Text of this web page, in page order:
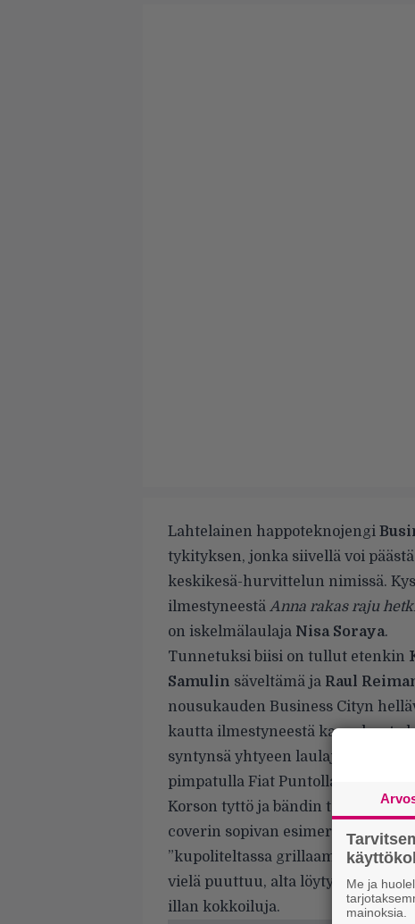
Lahtelainen happoteknojengi
tykityksen, jonka siivellä voi
keskikesä-hurvittelun nimissä.
ilmestyneestä Anna rakas raju
on iskelmälaulaja Nisa Soraya.
Tunnetuksi biisi on tullut etenkin
Samulin säveltämä ja Raul
nousukauden Business Cityn
kautta ilmestyneestä kappaleesta
syntynsä yhtyeen laulajan
pimpatulla Fiat Puntolla Lahdesta
Korson tyttö ja bändin tuottaja
coverin sopivan esimerkiksi
”kupoliteltassa grillaamiseen”.
vielä puuttuu, alta löytyy yksi
illan kokkoiluja.
Me ja
mainoksia.